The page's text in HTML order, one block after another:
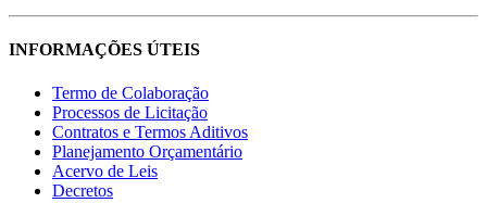
INFORMAÇÕES ÚTEIS
Termo de Colaboração
Processos de Licitação
Contratos e Termos Aditivos
Planejamento Orçamentário
Acervo de Leis
Decretos